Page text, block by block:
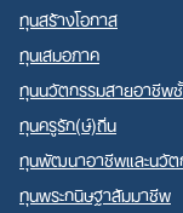
ทุนสร้างโอกาส
ทุนเสมอภาค
ทุนนวัตกรรมสายอาชีพ
ทุนครูรัก(ษ์)ถิ่น
ทุนพัฒนาอาชีพและนวัต
ทุนพระกนิษฐาสัมมาชีพ